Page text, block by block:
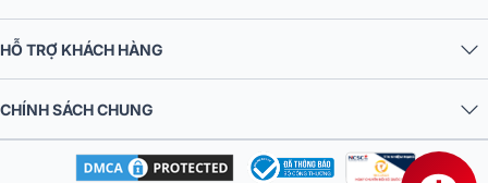
HỖ TRỢ KHÁCH HÀNG
CHÍNH SÁCH CHUNG